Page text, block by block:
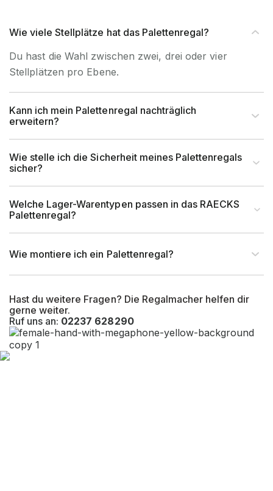
Tragkraft (kg) 1.100 mm
Hast du weitere Fragen? Die Regalmacher helfen dir
gerne weiter.
Ruf uns an: 02237 628290
Wie viele Stellplätze hat das Palettenregal?
Du hast die Wahl zwischen zwei, drei oder vier
Stellplätzen pro Ebene.
Kann ich mein Palettenregal nachträglich
erweitern?
Wie stelle ich die Sicherheit meines Palettenregals
sicher?
Welche Lager-Warentypen passen in das RAECKS
Palettenregal?
Wie montiere ich ein Palettenregal?